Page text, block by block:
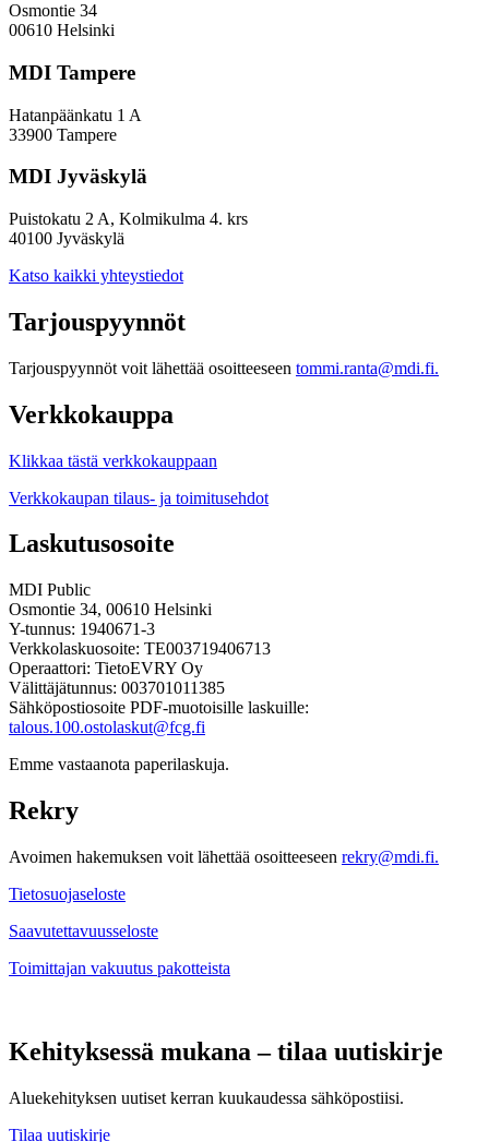
Osmontie 34
00610 Helsinki
MDI Tampere
Hatanpäänkatu 1 A
33900 Tampere
MDI Jyväskylä
Puistokatu 2 A, Kolmikulma 4. krs
40100 Jyväskylä
Katso kaikki yhteystiedot
Tarjouspyynnöt
Tarjouspyynnöt voit lähettää osoitteeseen tommi.ranta@mdi.fi.
Verkkokauppa
Klikkaa tästä verkkokauppaan
Verkkokaupan tilaus- ja toimitusehdot
Laskutusosoite
MDI Public
Osmontie 34, 00610 Helsinki
Y-tunnus: 1940671-3
Verkkolaskuosoite: TE003719406713
Operaattori: TietoEVRY Oy
Välittäjätunnus: 003701011385
Sähköpostiosoite PDF-muotoisille laskuille:
talous.100.ostolaskut@fcg.fi
Emme vastaanota paperilaskuja.
Rekry
Avoimen hakemuksen voit lähettää osoitteeseen rekry@mdi.fi.
Tietosuojaseloste
Saavutettavuusseloste
Toimittajan vakuutus pakotteista
Kehityksessä mukana – tilaa uutiskirje
Aluekehityksen uutiset kerran kuukaudessa sähköpostiisi.
Tilaa uutiskirje